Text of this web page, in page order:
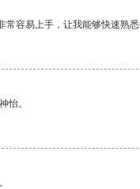
常容易上手，让我能够快速熟
怡。